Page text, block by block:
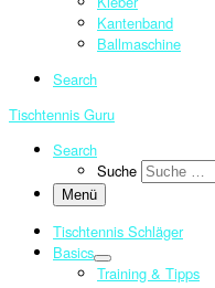
Kantenband
Ballmaschine
Search
Tischtennis Guru
Search
Suche
Menü
Tischtennis Schläger
Basics
Training & Tipps